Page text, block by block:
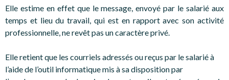
Elle estime en effet que le message, envoyé par le salarié aux
temps et lieu du travail, qui est en rapport avec son activité
professionnelle, ne revêt pas un caractère privé.
Elle retient que les courriels adressés ou reçus par le salarié à
l’aide de l’outil informatique mis à sa disposition par